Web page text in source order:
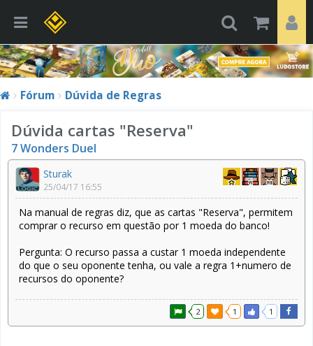
Fórum Dúvida de Regras
Dúvida cartas "Reserva"
7 Wonders Duel
Sturak
25/04/17 16:55
Na manual de regras diz, que as cartas "Reserva", permitem
comprar o recurso em questão por 1 moeda do banco!
Pergunta: O recurso passa a custar 1 moeda independente
do que o seu oponente tenha, ou vale a regra 1+numero de
recursos do oponente?
2 1 1